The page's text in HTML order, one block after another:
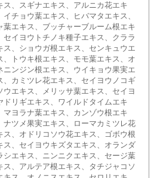
ス、スギナエキス、アルニカ花エキ
イチョウ葉エキス、ヒバマタエキス、
葉エキス、ブッチャーブルーム根エキ
セイヨウトチノキ種子エキス、クララ
ス、ショウガ根エキス、センキュウエ
、トウキ根エキス、モモ葉エキス、オ
ニンジン根エキス、ウイキョウ果実エ
、カミツレ花エキス、セイヨウノコギ
ウエキス、メリッサ葉エキス、セイヨ
ドリギエキス、ワイルドタイムエキ
マヨラナ葉エキス、カンゾウ根エキ
ナツメ果実エキス、ローマカミツレ花
ス、オドリコソウ花エキス、ゴボウ根
ス、セイヨウキズタエキス、オランダ
シエキス、ニンニクエキス、セージ葉
ス、アルテア根エキス、タチジャコソ